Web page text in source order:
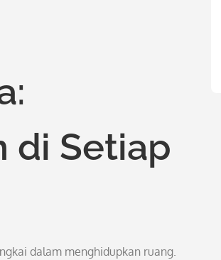
di Setiap
dalam menghidupkan ruang.